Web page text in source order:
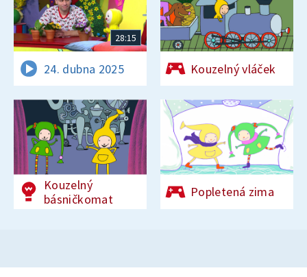
28:15
24. dubna 2025 Kouzelný vláček
Kouzelný
básničkomat
Popletená zima